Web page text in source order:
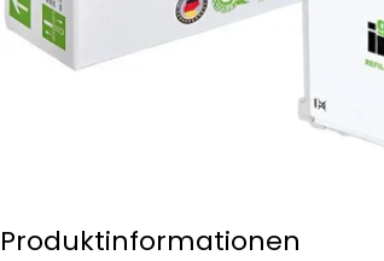
Produktinformationen